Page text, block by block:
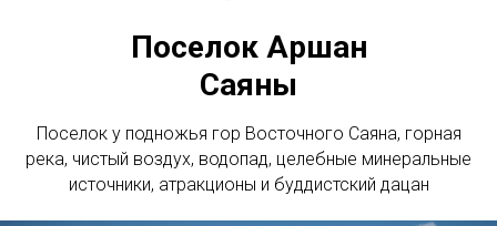
Поселок Аршан
Саяны
Поселок у подножья гор Восточного Саяна, горная
река, чистый воздух, водопад, целебные минеральные
источники, атракционы и буддистский дацан